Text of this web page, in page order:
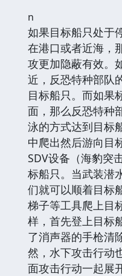
n
如果目标船只处于
在港口或者近海，
攻更加隐蔽有效。
近，反恐特种部队
目标船只。而如果
面，那么反恐特种
泳的方式达到目标
中爬出然后游向目
SDV设备（海豹突
标船只。当武装潜
们就可以顺着目标
梯子等工具爬上目
样，首先登上目标
了消声器的手枪清
然，水下攻击行动
面攻击行动一起展开